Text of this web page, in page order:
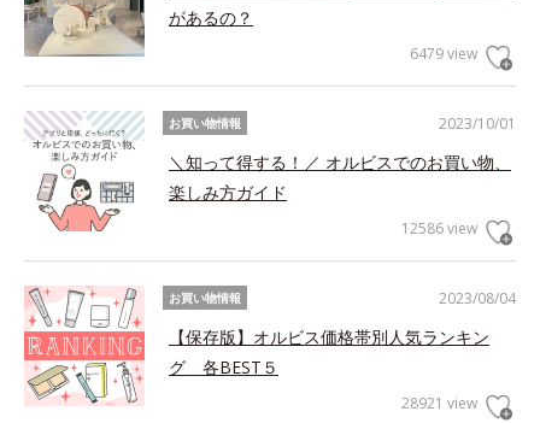
があるの？
6479 view
2023/10/01
お買い物情報
＼知って得する！／ オルビスでのお買い物、
楽しみ方ガイド
12586 view
2023/08/04
お買い物情報
【保存版】オルビス価格帯別人気ランキン
グ 各BEST５
28921 view